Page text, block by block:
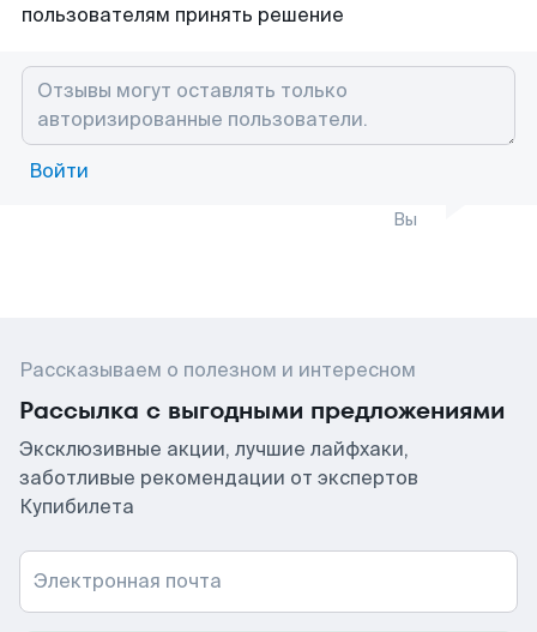
пользователям принять решение
Войти
Вы
Рассказываем о полезном и интересном
Рассылка с выгодными предложениями
Эксклюзивные акции, лучшие лайфхаки,
заботливые рекомендации от экспертов
Купибилета
Электронная почта